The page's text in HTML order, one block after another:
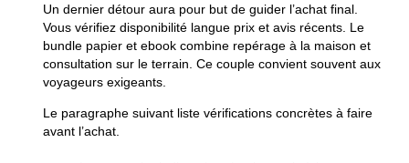
Un dernier détour aura pour but de guider l’achat final.
Vous vérifiez disponibilité langue prix et avis récents. Le
bundle papier et ebook combine repérage à la maison et
consultation sur le terrain. Ce couple convient souvent aux
voyageurs exigeants.
Le paragraphe suivant liste vérifications concrètes à faire
avant l’achat.